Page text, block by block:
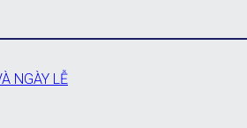
NGÀY LỄ